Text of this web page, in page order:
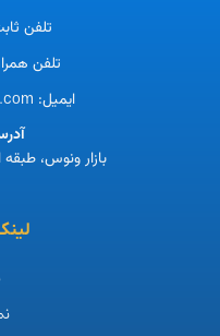
تلفن
تلفن
ایمیل:
بازار ونوس، طبقه اول،